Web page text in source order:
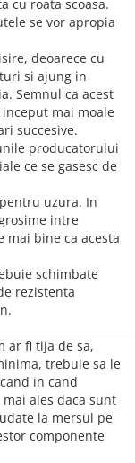
cu roata scoasa.
se vor apropia
deoarece cu
si ajung in
Semnul ca acest
mai moale
succesive.
producatorului
ce se gasesc de
uzura. In
intre
bine ca acesta
schimbate
rezistenta
ar fi tija de sa,
trebuie sa le
in cand
ales daca sunt
la mersul pe
componente